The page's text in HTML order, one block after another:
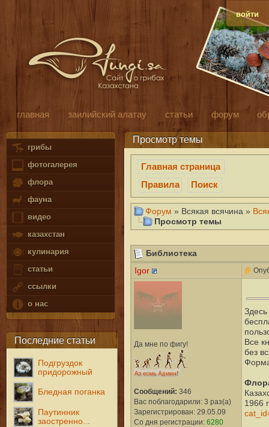
войти
главная заилийский алатау статьи форум
грибы
фотогалерея
флора
фауна
видео
казахстан
кулинария
статьи
ссылки
о нас
Последние статьи
Подгруздок
придорожный
Бледная поганка
Паутинник
заостренно...
Просмотр темы
Главная страница
Правила
Поиск
Форум » Всякая всячина »
Просмотр темы
Библиотека
Igor
Да мне по фигу!
Сообщений: 346
Вас поблагодарили: 3 раз(а)
Зарегистрирован: 29.05.09
Со дня регистрации: 6280
Здесь
Все
без
1966